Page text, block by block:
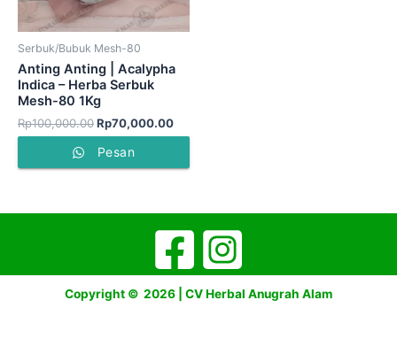
Serbuk/Bubuk Mesh-80
Anting Anting | Acalypha
Indica – Herba Serbuk
Mesh-80 1Kg
Rp100,000.00Rp70,000.00
Pesan
Copyright © 2026 | CV Herbal Anugrah Alam